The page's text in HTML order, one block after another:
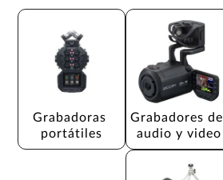
Grabadoras
portátiles
Grabadores de
audio y video